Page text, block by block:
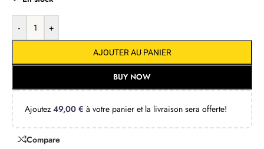
- +
AJOUTER AU PANIER
BUY NOW
Ajoutez 49,00 € à votre panier et la livraison sera offerte!
Compare